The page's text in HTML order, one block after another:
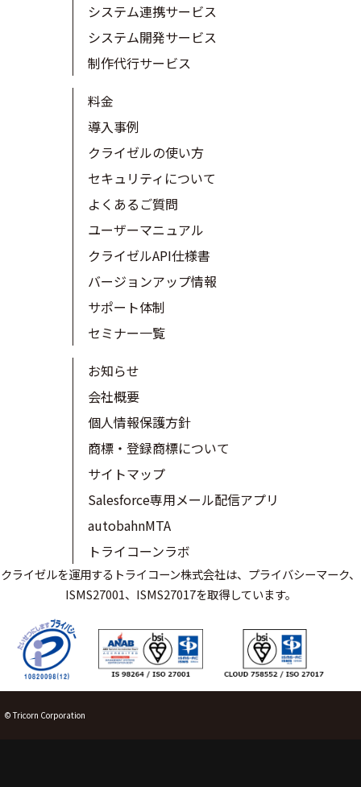
システム連携サービス
システム開発サービス
制作代行サービス
料金
導入事例
クライゼルの使い方
セキュリティについて
よくあるご質問
ユーザーマニュアル
クライゼルAPI仕様書
バージョンアップ情報
サポート体制
セミナー一覧
お知らせ
会社概要
個人情報保護方針
商標・登録商標について
サイトマップ
Salesforce専用メール配信アプリ
autobahnMTA
トライコーンラボ
クライゼルを運用するトライコーン株式会社は、プライバシーマーク、
ISMS27001、ISMS27017を取得しています。
© Tricorn Corporation